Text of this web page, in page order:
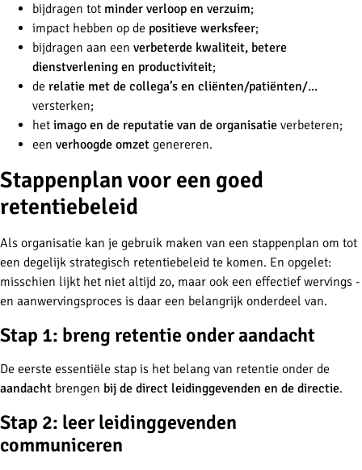
bijdragen tot minder verloop en verzuim;
impact hebben op de positieve werksfeer;
bijdragen aan een verbeterde kwaliteit, betere
dienstverlening en productiviteit;
de relatie met de collega’s en cliënten/patiënten/...
versterken;
het imago en de reputatie van de organisatie verbeteren;
een verhoogde omzet genereren.
Stappenplan voor een goed
retentiebeleid
Als organisatie kan je gebruik maken van een stappenplan om tot
een degelijk strategisch retentiebeleid te komen. En opgelet:
misschien lijkt het niet altijd zo, maar ook een effectief wervings -
en aanwervingsproces is daar een belangrijk onderdeel van.
Stap 1: breng retentie onder aandacht
De eerste essentiële stap is het belang van retentie onder de
aandacht brengen bij de direct leidinggevenden en de directie.
Stap 2: leer leidinggevenden
communiceren